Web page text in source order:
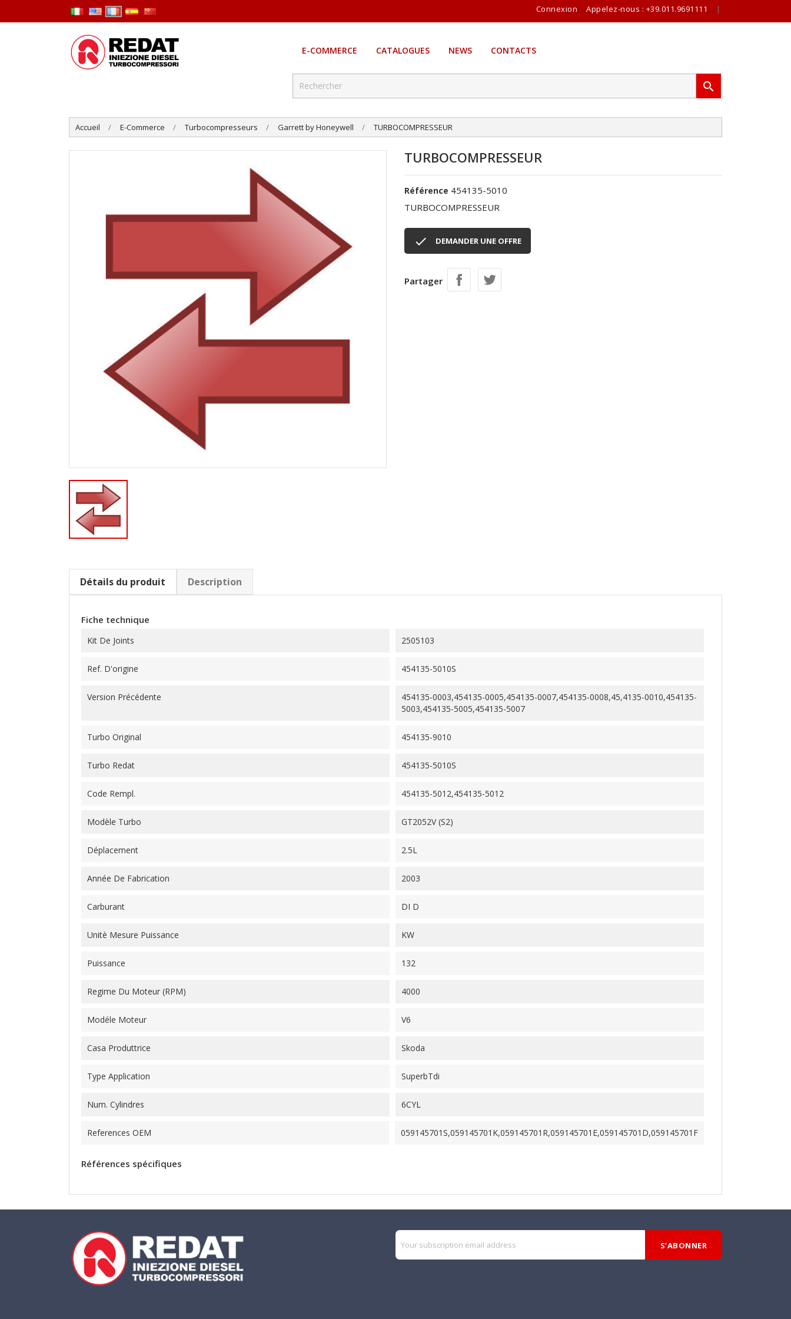
Connexion Appelez-nous : +39.011.9691111 |
E-COMMERCE CATALOGUES NEWS CONTACTS

Accueil E-Commerce Turbocompresseurs Garrett by Honeywell TURBOCOMPRESSEUR
TURBOCOMPRESSEUR
Référence 454135-5010
TURBOCOMPRESSEUR
 DEMANDER UNE OFFRE
Partager
Détails du produit Description
Fiche technique
Kit De Joints 2505103
Ref. D'origine 454135-5010S
Version Précédente
454135-0003,454135-0005,454135-0007,454135-0008,45,4135-0010,454135-
5003,454135-5005,454135-5007
Turbo Original 454135-9010
Turbo Redat 454135-5010S
Code Rempl. 454135-5012,454135-5012
Modèle Turbo GT2052V (S2)
Déplacement 2.5L
Année De Fabrication 2003
Carburant DI D
Unitè Mesure Puissance KW
Puissance 132
Regime Du Moteur (RPM) 4000
Modéle Moteur V6
Casa Produttrice Skoda
Type Application SuperbTdi
Num. Cylindres 6CYL
References OEM 059145701S,059145701K,059145701R,059145701E,059145701D,059145701F
Références spécifiques